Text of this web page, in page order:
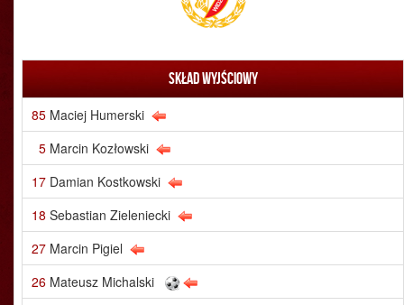
Skład wyjściowy
85 Maciej Humerski
5 Marcin Kozłowski
17 Damian Kostkowski
18 Sebastian Zieleniecki
27 Marcin Pigiel
26 Mateusz Michalski